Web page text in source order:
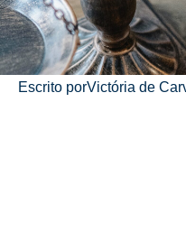
Escrito porVictória de